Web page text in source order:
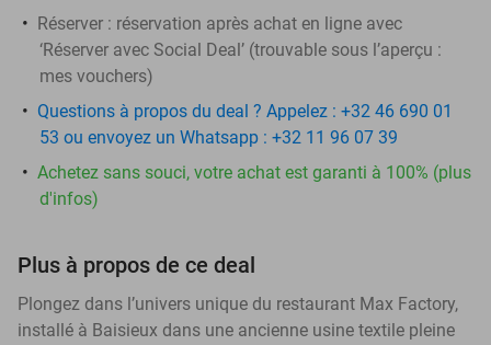
Réserver : réservation après achat en ligne avec
‘Réserver avec Social Deal’ (trouvable sous l’aperçu :
mes vouchers)
Questions à propos du deal ? Appelez : +32 46 690 01
53 ou envoyez un Whatsapp : +32 11 96 07 39
Achetez sans souci, votre achat est garanti à 100% (plus
d'infos)
Plus à propos de ce deal
Plongez dans l’univers unique du restaurant Max Factory,
installé à Baisieux dans une ancienne usine textile pleine